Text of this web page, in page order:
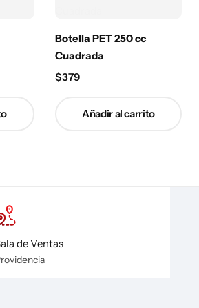
Botella PET 250 cc
Cuadrada
$379
Añadir al carrito
de Ventas